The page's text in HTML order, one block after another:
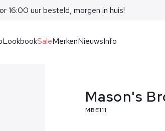
16:00 uur besteld, morgen in huis!
LookbookSaleMerkenNieuwsInfo
Mason's
MBE111